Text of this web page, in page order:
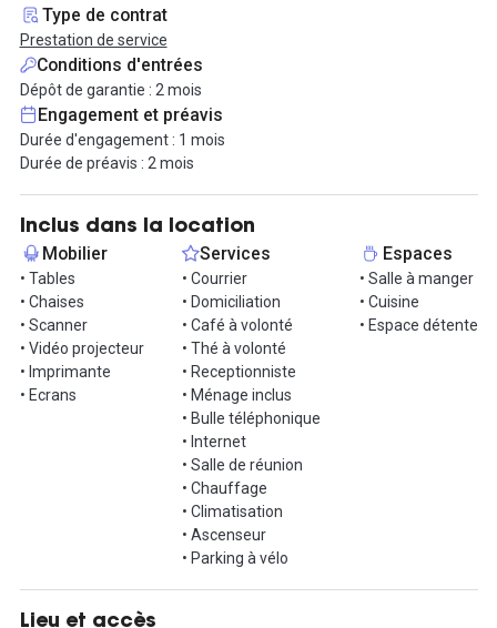
Plusieurs bureaux sont disponibles dans cet espace de coworking
accessible 24/24h et 7/7j l’accès est sécurisé par une centrale
biométrique et les locaux sont sous alarme télésurveillée.
Le petit + : vous bénéficiez d’un poste attitré et profitez des
synergies avec d’autres entrepreneurs.
Dans une offre en prestation de services, les charges sont
incluses dans le loyer HT(taxes, charges, internet, ménage...). A
coté de cela, plusieurs espaces communs sont également à
disposition comme des callbox et salles de réunions, une cuisine
aménagée avec boissons chaudes en illimitées. Possibilité de
domiciliation et réception de courrier.
L'espace est ouvert à tous, contactez-nous pour visiter !
Type de contrat
Prestation de service
Conditions d'entrées
Dépôt de garantie : 2 mois
Engagement et préavis
Durée d'engagement : 1 mois
Durée de préavis : 2 mois
Inclus dans la location
Mobilier
• Tables
• Chaises
• Scanner
• Vidéo projecteur
• Imprimante
• Ecrans
Services
• Courrier
• Domiciliation
• Café à volonté
• Thé à volonté
• Receptionniste
• Ménage inclus
• Bulle téléphonique
• Internet
• Salle de réunion
• Chauffage
• Climatisation
• Ascenseur
• Parking à vélo
Espaces
• Salle à manger
• Cuisine
• Espace détente
Lieu et accès